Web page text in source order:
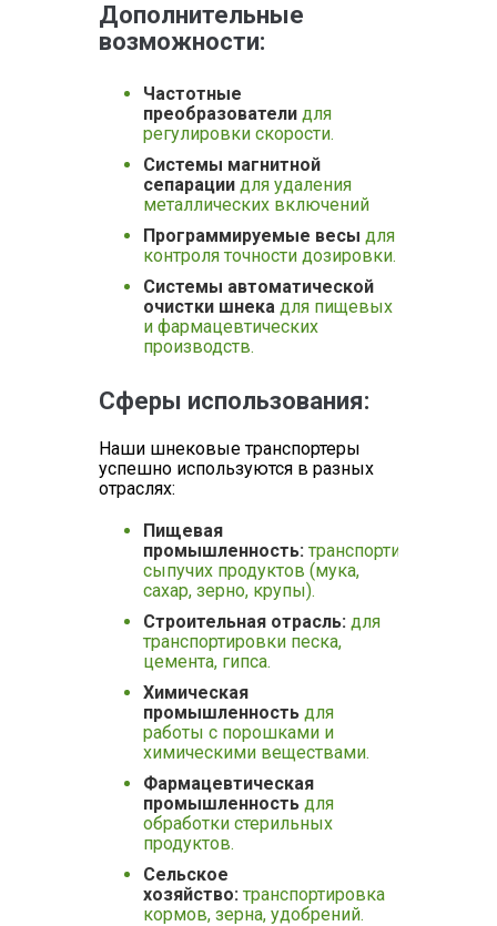
Дополнительные
возможности:
Частотные
преобразователи для
регулировки скорости.
Системы магнитной
сепарации для удаления
металлических включений
Программируемые весы для
контроля точности дозировки.
Системы автоматической
очистки шнека для пищевых
и фармацевтических
производств.
Сферы использования:
Наши шнековые транспортеры
успешно используются в разных
отраслях:
Пищевая
промышленность: транспортировка
сыпучих продуктов (мука,
сахар, зерно, крупы).
Строительная отрасль: для
транспортировки песка,
цемента, гипса.
Химическая
промышленность для
работы с порошками и
химическими веществами.
Фармацевтическая
промышленность для
обработки стерильных
продуктов.
Сельское
хозяйство: транспортировка
кормов, зерна, удобрений.